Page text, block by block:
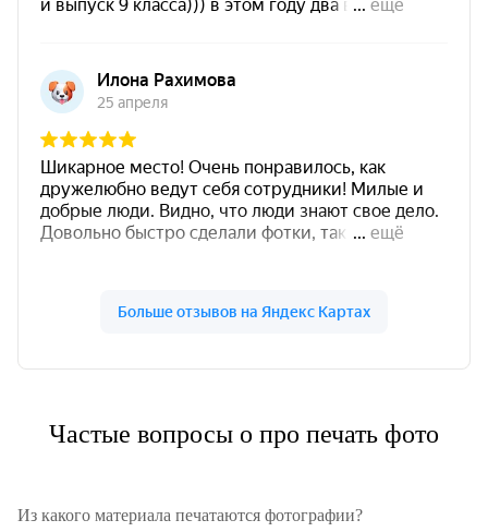
Частые вопросы о про печать фото
Из какого материала печатаются фотографии?